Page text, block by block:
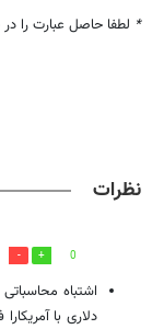
* لطفا حاصل عبارت را
نظرات
0
اشتباه
دلاری با